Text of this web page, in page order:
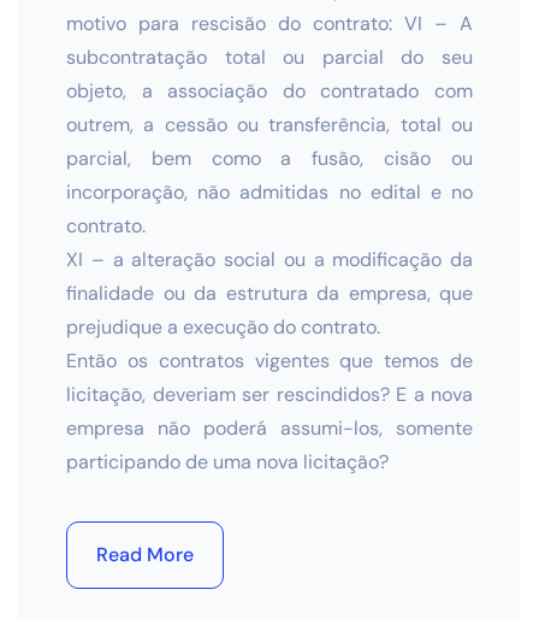
motivo para rescisão do contrato: VI – A
subcontratação total ou parcial do seu
objeto, a associação do contratado com
outrem, a cessão ou transferência, total ou
parcial, bem como a fusão, cisão ou
incorporação, não admitidas no edital e no
contrato.
XI – a alteração social ou a modificação da
finalidade ou da estrutura da empresa, que
prejudique a execução do contrato.
Então os contratos vigentes que temos de
licitação, deveriam ser rescindidos? E a nova
empresa não poderá assumi-los, somente
participando de uma nova licitação?
Read More